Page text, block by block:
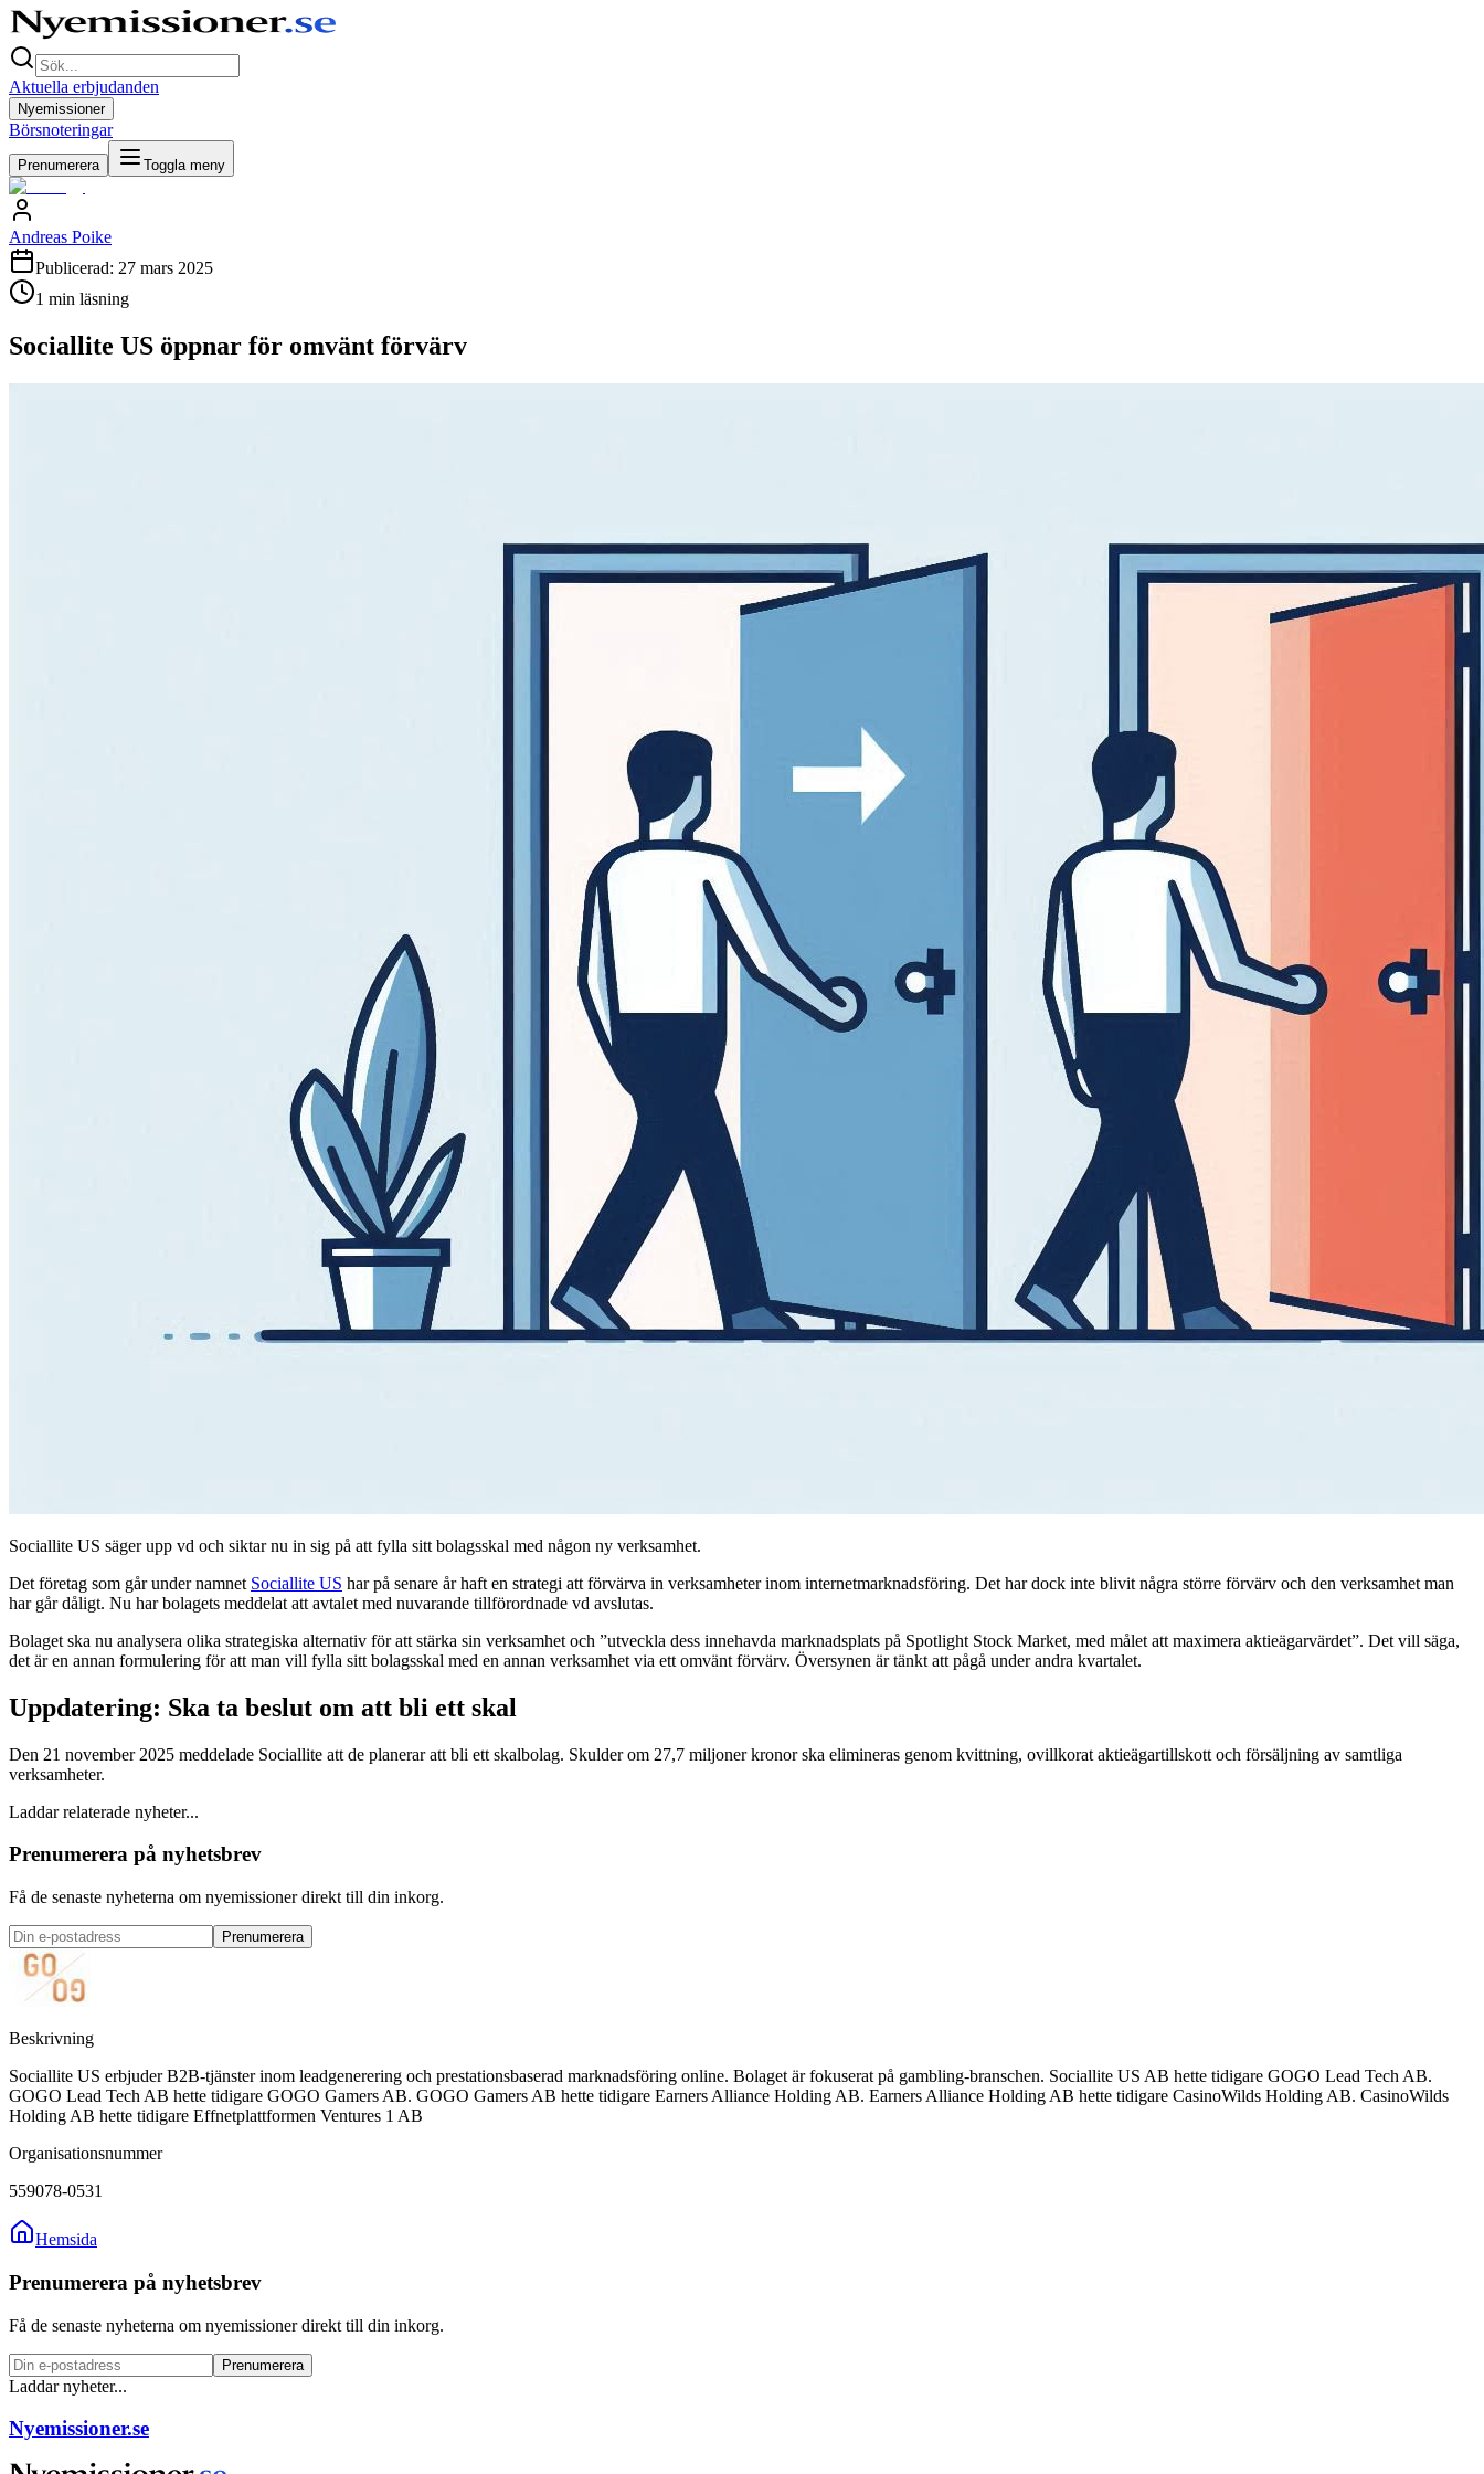
Aktuella erbjudanden
Nyemissioner
Börsnoteringar
Prenumerera Toggla meny
Andreas Poike
Publicerad: 27 mars 2025
1 min läsning
Sociallite US öppnar för omvänt förvärv
Sociallite US säger upp vd och siktar nu in sig på att fylla sitt bolagsskal med någon ny verksamhet.
Det företag som går under namnet Sociallite US har på senare år haft en strategi att förvärva in verksamheter inom internetmarknadsföring. Det har dock inte blivit några större förvärv och den verksamhet man
har går dåligt. Nu har bolagets meddelat att avtalet med nuvarande tillförordnade vd avslutas.
Bolaget ska nu analysera olika strategiska alternativ för att stärka sin verksamhet och ”utveckla dess innehavda marknadsplats på Spotlight Stock Market, med målet att maximera aktieägarvärdet”. Det vill säga,
det är en annan formulering för att man vill fylla sitt bolagsskal med en annan verksamhet via ett omvänt förvärv. Översynen är tänkt att pågå under andra kvartalet.
Uppdatering: Ska ta beslut om att bli ett skal
Den 21 november 2025 meddelade Sociallite att de planerar att bli ett skalbolag. Skulder om 27,7 miljoner kronor ska elimineras genom kvittning, ovillkorat aktieägartillskott och försäljning av samtliga
verksamheter.
Laddar relaterade nyheter...
Prenumerera på nyhetsbrev
Få de senaste nyheterna om nyemissioner direkt till din inkorg.
Prenumerera
Beskrivning
Sociallite US erbjuder B2B-tjänster inom leadgenerering och prestationsbaserad marknadsföring online. Bolaget är fokuserat på gambling-branschen. Sociallite US AB hette tidigare GOGO Lead Tech AB.
GOGO Lead Tech AB hette tidigare GOGO Gamers AB. GOGO Gamers AB hette tidigare Earners Alliance Holding AB. Earners Alliance Holding AB hette tidigare CasinoWilds Holding AB. CasinoWilds
Holding AB hette tidigare Effnetplattformen Ventures 1 AB
Organisationsnummer
559078-0531
Hemsida
Prenumerera på nyhetsbrev
Få de senaste nyheterna om nyemissioner direkt till din inkorg.
Prenumerera
Laddar nyheter...
Nyemissioner.se